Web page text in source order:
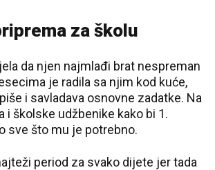
za školu
da njen najmlađi brat nespreman
je radila sa njim kod kuće,
i savladava osnovne zadatke. Na
i školske udžbenike kako bi 1.
sve što mu je potrebno.
period za svako dijete jer tada